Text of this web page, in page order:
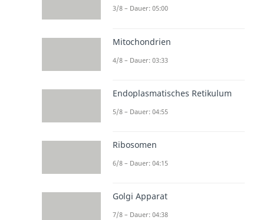
3/8 – Dauer: 05:00
Mitochondrien
4/8 – Dauer: 03:33
Endoplasmatisches Retikulum
5/8 – Dauer: 04:55
Ribosomen
6/8 – Dauer: 04:15
Golgi Apparat
7/8 – Dauer: 04:38